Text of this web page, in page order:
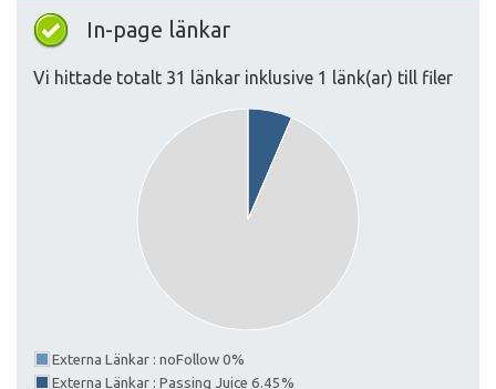
In-page länkar
Vi hittade totalt 31 länkar inklusive 1 länk(ar) till filer
Externa Länkar : noFollow 0%
Externa Länkar : Passing Juice 6.45%